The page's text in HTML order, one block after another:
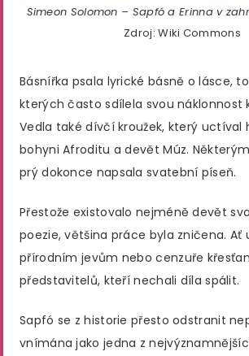
Simeon Solomon – Sapfó a Erinna v
Zdroj: Wiki Commons
Básnířka psala lyrické básně o lásce,
kterých často sdílela svou náklonnost
Vedla také dívčí kroužek, který uctíval
bohyni Afroditu a devět Múz.
prý dokonce napsala svatební píseň.
Přestože existovalo nejméně devět
poezie, většina práce byla zničena. Ať
přírodním jevům nebo cenzuře
představitelů, kteří nechali díla spálit.
Sapfó se z historie přesto odstranit
vnímána jako jedna z